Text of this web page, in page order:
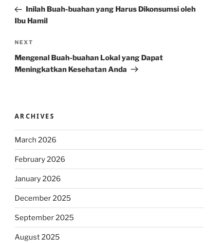
PostInilah Buah-buahan yang Harus Dikonsumsi oleh
Ibu Hamil
Next
Post
NEXT
Mengenal Buah-buahan Lokal yang Dapat
Meningkatkan Kesehatan Anda
ARCHIVES
March 2026
February 2026
January 2026
December 2025
September 2025
August 2025